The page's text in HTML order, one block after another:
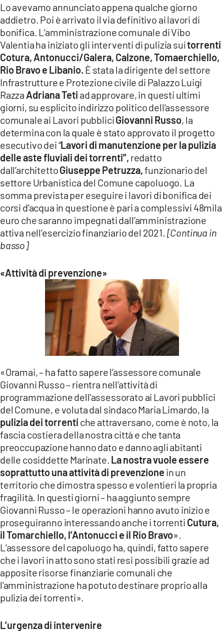
COSENZACHANNEL.IT
ILVIBONESE.IT
CATANZAROCHANNEL.IT
LACAPITALENEWS.IT
App
ANDROID
APPLE
Lo avevamo annunciato appena qualche giorno
addietro. Poi è arrivato il via definitivo ai lavori di
bonifica. L’amministrazione comunale di Vibo
Valentia ha iniziato gli interventi di pulizia suitorrenti
Cotura, Antonucci/Galera, Calzone, Tomaerchiello,
Rio Bravo e Libanio. È stata la dirigente del settore
Infrastrutture e Protezione civile di Palazzo Luigi
Razza Adriana Teti ad approvare, in questi ultimi
giorni, su esplicito indirizzo politico dell’assessore
comunale ai Lavori pubbliciGiovanni Russo, la
determina con la quale è stato approvato il progetto
esecutivo dei “Lavori di manutenzione per la pulizia
delle aste fluviali dei torrenti”, redatto
dall’architettoGiuseppe Petruzza,funzionario del
settore Urbanistica del Comune capoluogo. La
somma prevista per eseguire i lavori di bonifica dei
corsi d’acqua in questione è pari a complessivi 48mila
euro che saranno impegnati dall’amministrazione
attiva nell’esercizio finanziario del 2021. [Continua in
basso]
«Attività di prevenzione»
«Oramai, – ha fatto sapere l’assessore comunale
Giovanni Russo – rientra nell’attività di
programmazione dell’assessorato ai Lavori pubblici
del Comune, e voluta dal sindaco Maria Limardo, la
pulizia dei torrenti che attraversano, come è noto, la
fascia costiera della nostra città e che tanta
preoccupazione hanno dato e danno agli abitanti
delle cosiddette Marinate. La nostra vuole essere
soprattutto una attività di prevenzione in un
territorio che dimostra spesso e volentieri la propria
fragilità. In questi giorni – ha aggiunto sempre
Giovanni Russo – le operazioni hanno avuto inizio e
proseguiranno interessando anche i torrenti Cutura,
il Tomarchiello, l’Antonucci e il Rio Bravo».
L’assessore del capoluogo ha, quindi, fatto sapere
che i lavori in atto sono stati resi possibili grazie ad
apposite risorse finanziarie comunali che
l’amministrazione ha potuto destinare proprio alla
pulizia dei torrenti».
L’urgenza di intervenire